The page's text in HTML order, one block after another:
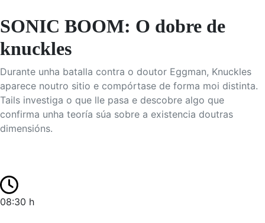
SONIC BOOM: O dobre de
knuckles
Durante unha batalla contra o doutor Eggman, Knuckles
aparece noutro sitio e compórtase de forma moi distinta.
Tails investiga o que lle pasa e descobre algo que
confirma unha teoría súa sobre a existencia doutras
dimensións.
08:30 h